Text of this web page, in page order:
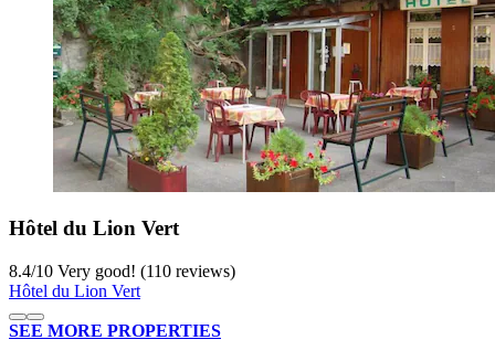
Hôtel du Lion Vert
8.4/10 Very good! (110 reviews)
Hôtel du Lion Vert
SEE MORE PROPERTIES